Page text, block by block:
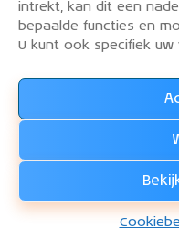
intrekt, kan dit een
bepaalde functies en
U kunt ook specifiek uw
Word lid van de KLM
lid of vliegend lid.
Lees alles over het
© 2026.